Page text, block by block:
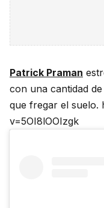
Patrick Praman
con una cantidad de
que fregar el suelo.
v=5OI8lOOIzgk